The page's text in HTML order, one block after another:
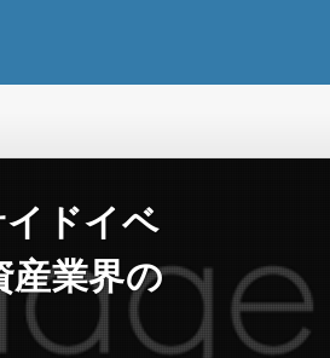
ドイベ
産業界の